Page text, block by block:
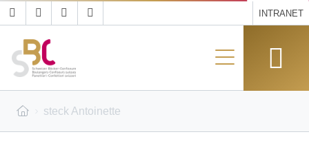
INTRANET
steck Antoinette